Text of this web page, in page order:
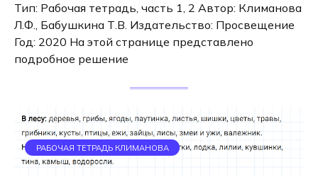
Тип: Рабочая тетрадь, часть 1, 2 Автор: Климанова
Л.Ф., Бабушкина Т.В. Издательство: Просвещение
Год: 2020 На этой странице представлено
подробное решение
РАБОЧАЯ ТЕТРАДЬ КЛИМАНОВА